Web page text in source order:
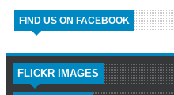
FIND US ON FACEBOOK
FLICKR IMAGES